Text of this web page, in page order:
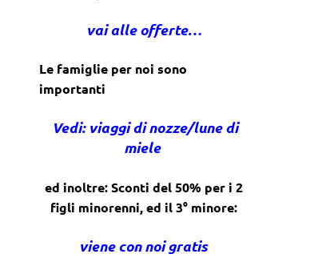
vai alle offerte…
Le famiglie per noi sono
importanti
Vedi: viaggi di nozze/lune di
miele
ed inoltre: Sconti del 50% per i 2
figli minorenni, ed il 3° minore:
viene con noi gratis